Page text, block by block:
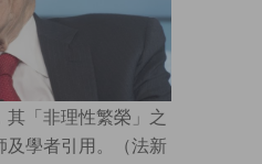
「非理性繁榮」之
及學者引用。（法新